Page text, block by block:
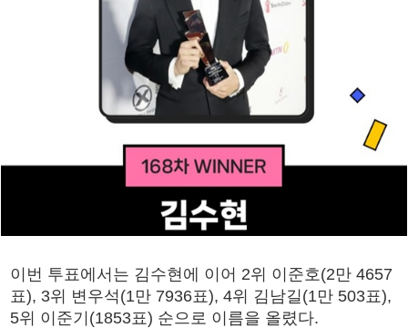
이번 투표에서는 김수현에 이어 2위 이준호(2만 4657
표), 3위 변우석(1만 7936표), 4위 김남길(1만 503표),
5위 이준기(1853표) 순으로 이름을 올렸다.